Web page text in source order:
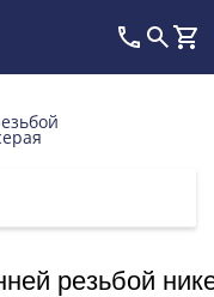
резьбой